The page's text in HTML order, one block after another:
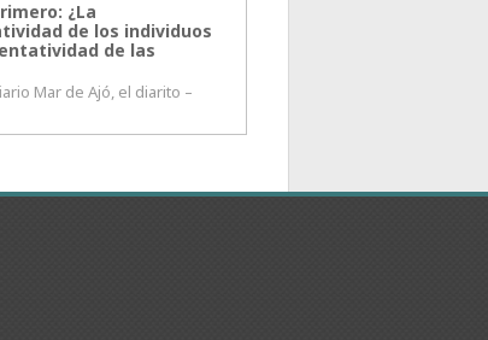
¿La
de los individuos
de las
Mar de Ajó, el diarito –